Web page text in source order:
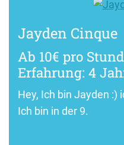
Jayden Cinque
Ab 10€ pro
Erfahrung: 4
Hey, Ich bin Jayden :)
Ich bin in der 9.